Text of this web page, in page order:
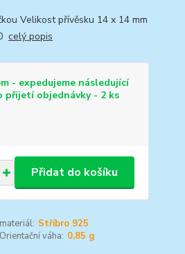
Velikost přívěsku 14 x 14 mm
celý popis
- expedujeme následující
přijetí objednávky - 2 ks
Přidat do košíku
materiál: Stříbro 925
Orientační váha: 0,85 g